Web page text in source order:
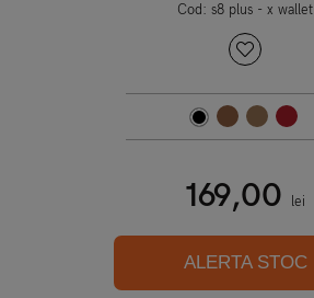
Cod: s8 plus - x wallet
169,00 lei
ALERTA STOC